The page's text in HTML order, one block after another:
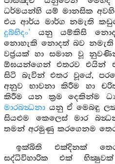
ධර්මයන්හි යම් මානසික
එය ආර්ය මාර්ග නමැති
දුබ්භිදං’ යනු යම්කිසි
නොහැකි නොදත් බව නමැති
වජ්‍රයක් හා සමාන වූ
ඕඝයන්ගෙන් එතරව එයින්
සිටි බැවින් එතර වූයේ,
අනුව භාවනා කිරීම හා
කිරීම යන ක්‍රම දෙකින්ම
මාරබන්‍ධනා යනු ඒ මෙබඳු
සියළුම කෙලෙස් මාර
තමන් අරමුණු කරගෙනම
ඉක්බිති එක්දිනක්
සද්ධිවිහාරික එක්